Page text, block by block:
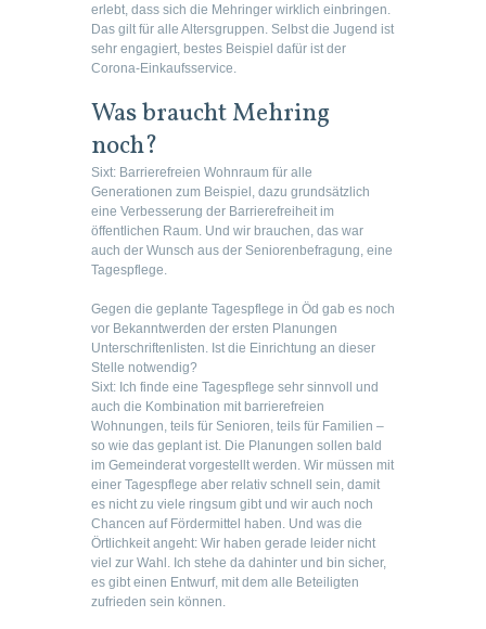
erlebt, dass sich die Mehringer wirklich einbringen.
Das gilt für alle Altersgruppen. Selbst die Jugend ist
sehr engagiert, bestes Beispiel dafür ist der
Corona-Einkaufsservice.
Was braucht Mehring
noch?
Sixt: Barrierefreien Wohnraum für alle
Generationen zum Beispiel, dazu grundsätzlich
eine Verbesserung der Barrierefreiheit im
öffentlichen Raum. Und wir brauchen, das war
auch der Wunsch aus der Seniorenbefragung, eine
Tagespflege.
Gegen die geplante Tagespflege in Öd gab es noch
vor Bekanntwerden der ersten Planungen
Unterschriftenlisten. Ist die Einrichtung an dieser
Stelle notwendig?
Sixt: Ich finde eine Tagespflege sehr sinnvoll und
auch die Kombination mit barrierefreien
Wohnungen, teils für Senioren, teils für Familien –
so wie das geplant ist. Die Planungen sollen bald
im Gemeinderat vorgestellt werden. Wir müssen mit
einer Tagespflege aber relativ schnell sein, damit
es nicht zu viele ringsum gibt und wir auch noch
Chancen auf Fördermittel haben. Und was die
Örtlichkeit angeht: Wir haben gerade leider nicht
viel zur Wahl. Ich stehe da dahinter und bin sicher,
es gibt einen Entwurf, mit dem alle Beteiligten
zufrieden sein können.